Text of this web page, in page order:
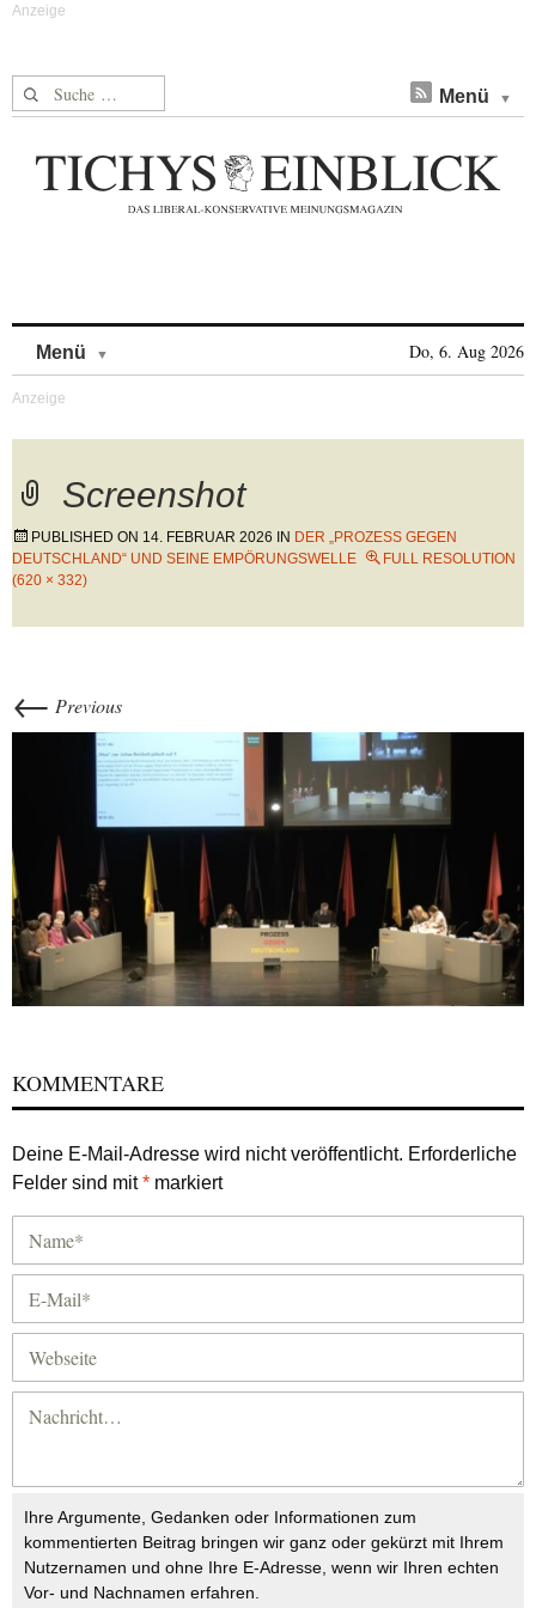
Suche nach: Menü
Menü Do, 6. Aug 2026
Screenshot
PUBLISHED ON 14. FEBRUAR 2026 IN DER „PROZESS GEGEN
DEUTSCHLAND“ UND SEINE EMPÖRUNGSWELLE
FULL RESOLUTION
(620 × 332)
← Previous
KOMMENTARE
Deine E-Mail-Adresse wird nicht veröffentlicht. Erforderliche
Felder sind mit* markiert
Ihre Argumente, Gedanken oder Informationen zum
kommentierten Beitrag bringen wir ganz oder gekürzt mit Ihrem
Nutzernamen und ohne Ihre E-Adresse, wenn wir Ihren echten
Vor- und Nachnamen erfahren.